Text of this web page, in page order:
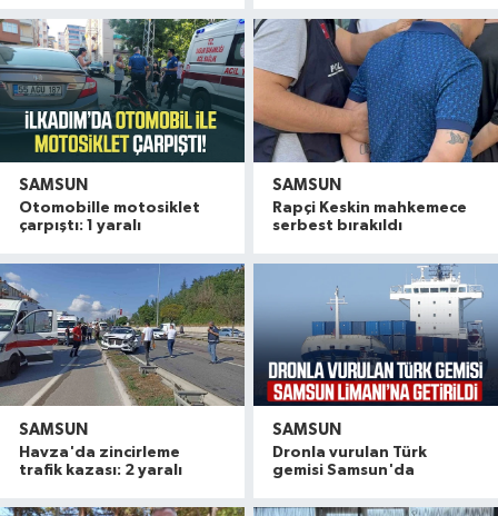
SAMSUN
Otomobille motosiklet
çarpıştı: 1 yaralı
SAMSUN
Rapçi Keskin mahkemece
serbest bırakıldı
SAMSUN
Havza'da zincirleme
trafik kazası: 2 yaralı
SAMSUN
Dronla vurulan Türk
gemisi Samsun'da